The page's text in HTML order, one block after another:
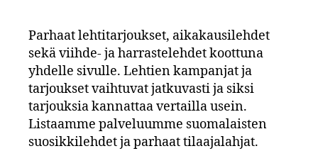
Parhaat lehtitarjoukset, aikakausilehdet
sekä viihde- ja harrastelehdet koottuna
yhdelle sivulle. Lehtien kampanjat ja
tarjoukset vaihtuvat jatkuvasti ja siksi
tarjouksia kannattaa vertailla usein.
Listaamme palveluumme suomalaisten
suosikkilehdet ja parhaat tilaajalahjat.